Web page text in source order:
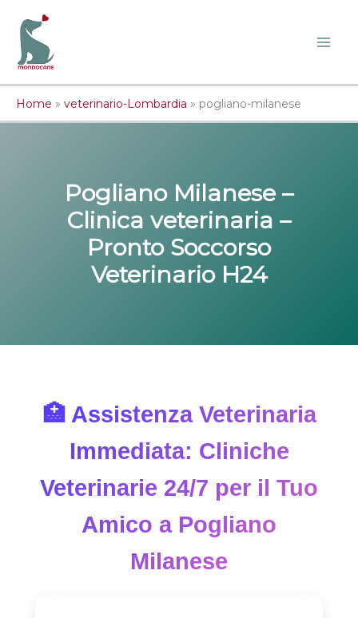
contenuto
Home » veterinario-Lombardia » pogliano-milanese
Pogliano Milanese –
Clinica veterinaria –
Pronto Soccorso
Veterinario H24
🏥 Assistenza Veterinaria
Immediata: Cliniche
Veterinarie 24/7 per il Tuo
Amico a Pogliano
Milanese